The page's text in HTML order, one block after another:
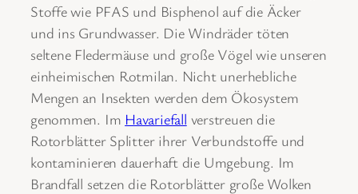
Stoffe wie PFAS und Bisphenol auf die Äcker
und ins Grundwasser. Die Windräder töten
seltene Fledermäuse und große Vögel wie unseren
einheimischen Rotmilan. Nicht unerhebliche
Mengen an Insekten werden dem Ökosystem
genommen. Im Havariefall verstreuen die
Rotorblätter Splitter ihrer Verbundstoffe und
kontaminieren dauerhaft die Umgebung. Im
Brandfall setzen die Rotorblätter große Wolken